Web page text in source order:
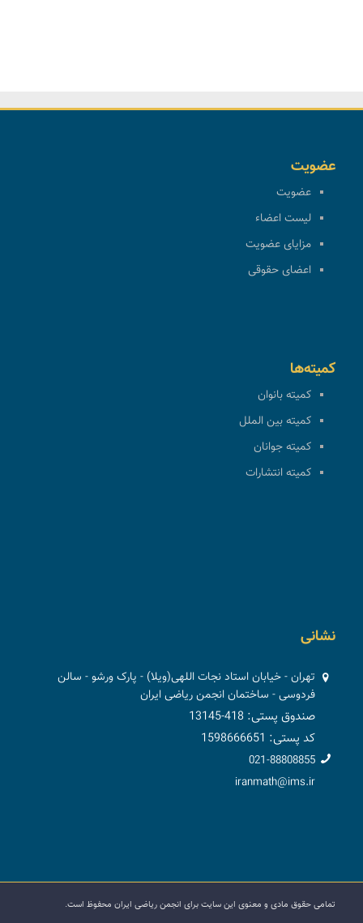
عضویت
عضویت
لیست اعضاء
مزایای عضویت
اعضای حقوقی
کمیته‌ها
کمیته بانوان
کمیته بین الملل
کمیته جوانان
کمیته انتشارات
نشانی
تهران - خیابان استاد نجات اللهی(ویلا) - پارک ورشو - سالن
فردوسی - ساختمان انجمن ریاضی ایران
صندوق پستی: 418-13145
کد پستی: 1598666651
021-88808855
iranmath@ims.ir
تمامی حقوق مادی و معنوی این سایت برای انجمن ریاضی ایران محفوظ است.